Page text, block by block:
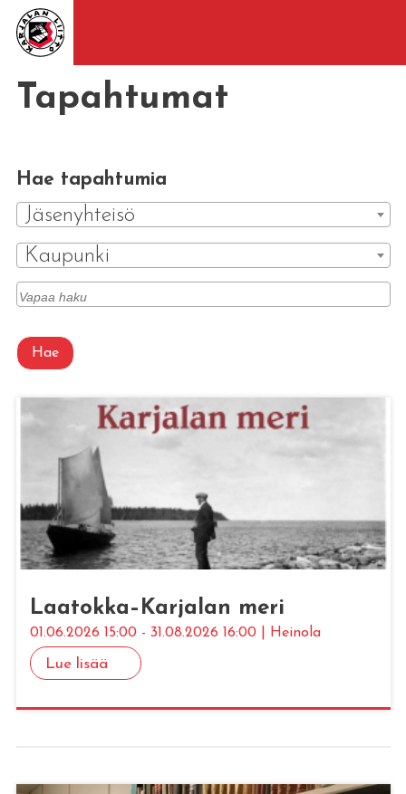
Tapahtumat
Hae tapahtumia
Jäsenyhteisö
Kaupunki
Hae
Laa­tok­ka–Kar­ja­lan meri
01.06.2026 15:00 - 31.08.2026 16:00 | Heinola
Lue lisää